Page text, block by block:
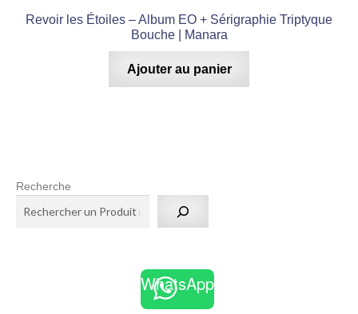
Revoir les Étoiles – Album EO + Sérigraphie Triptyque
Bouche | Manara
Ajouter au panier
Recherche
WhatsApp